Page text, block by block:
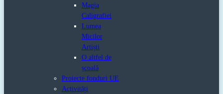
Magia
Caligrafiei
Lumea
Micilor
Artiști
O altfel de
școală
Proiecte fonduri UE
Activități